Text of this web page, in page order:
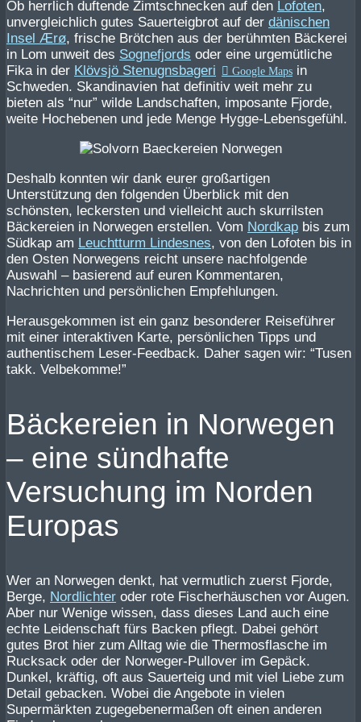
Ob herrlich duftende Zimtschnecken auf den Lofoten,
unvergleichlich gutes Sauerteigbrot auf der dänischen
Insel Ærø, frische Brötchen aus der berühmten Bäckerei
in Lom unweit des Sognefjords oder eine urgemütliche
Fika in der Klövsjö Stenugnsbageri
in
Schweden. Skandinavien hat definitiv weit mehr zu
bieten als “nur” wilde Landschaften, imposante Fjorde,
weite Hochebenen und jede Menge Hygge-Lebensgefühl.
Deshalb konnten wir dank eurer großartigen
Unterstützung den folgenden Überblick mit den
schönsten, leckersten und vielleicht auch skurrilsten
Bäckereien in Norwegen erstellen. Vom Nordkap bis zum
Südkap am Leuchtturm Lindesnes, von den Lofoten bis in
den Osten Norwegens reicht unsere nachfolgende
Auswahl – basierend auf euren Kommentaren,
Nachrichten und persönlichen Empfehlungen.
Herausgekommen ist ein ganz besonderer Reiseführer
mit einer interaktiven Karte, persönlichen Tipps und
authentischem Leser-Feedback. Daher sagen wir: “Tusen
takk. Velbekomme!”
Bäckereien in Norwegen
– eine sündhafte
Versuchung im Norden
Europas
Wer an Norwegen denkt, hat vermutlich zuerst Fjorde,
Berge, Nordlichter oder rote Fischerhäuschen vor Augen.
Aber nur Wenige wissen, dass dieses Land auch eine
echte Leidenschaft fürs Backen pflegt. Dabei gehört
gutes Brot hier zum Alltag wie die Thermosflasche im
Rucksack oder der Norweger-Pullover im Gepäck.
Dunkel, kräftig, oft aus Sauerteig und mit viel Liebe zum
Detail gebacken. Wobei die Angebote in vielen
Supermärkten zugegebenermaßen oft einen anderen